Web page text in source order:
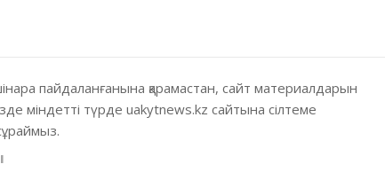
пайдаланғанына қарамастан, сайт материалдарын
міндетті түрде uakytnews.kz сайтына сілтеме